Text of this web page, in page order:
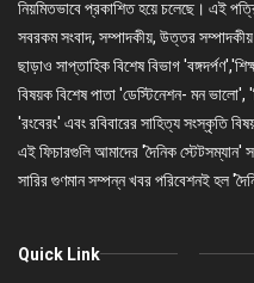
নিয়মিতভাবে প্রকাশিত হয়ে চলেছে। এই
সবরকম সংবাদ, সম্পাদকীয়, উত্তর সম্পাদকীয়
ছাড়াও সাপ্তাহিক বিশেষ বিভাগ
বিষয়ক বিশেষ পাতা 'ডেস্টিনেশন- মন ভালো',
'রংবেরং' এবং রবিবারের সাহিত্য সংস্কৃতি
এই ফিচারগুলি আমাদের 'দৈনিক
সারির গুণমান সম্পন্ন খবর পরিবেশনই হল
Quick Link